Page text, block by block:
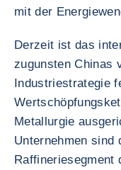
mit der
Derzeit ist das
zugunsten Chinas
Industriestrategie
Metallurgie
Unternehmen sind
Raffineriesegment